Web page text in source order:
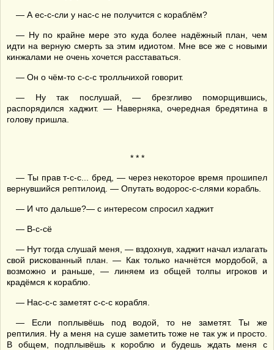
— А ес-с-сли у нас-с не получится с кораблём?
— Ну по крайне мере это куда более надёжный план, чем
идти на верную смерть за этим идиотом. Мне все же с новыми
кинжалами не очень хочется расставаться.
— Он о чём-то с-с-с тролльчихой говорит.
— Ну так послушай, — брезгливо поморщившись,
распорядился хаджит. — Наверняка, очередная бредятина в
голову пришла.
* * *
— Ты прав т-с-с... бред, — через некоторое время прошипел
вернувшийся рептилоид. — Опутать водорос-с-слями корабль.
— И что дальше?— с интересом спросил хаджит
— В-с-сё
— Нут тогда слушай меня, — вздохнув, хаджит начал излагать
свой рискованный план. — Как только начнётся мордобой, а
возможно и раньше, — линяем из общей толпы игроков и
крадёмся к кораблю.
— Нас-с-с заметят с-с-с корабля.
— Если поплывёшь под водой, то не заметят. Ты же
рептилия. Ну а меня на суше заметить тоже не так уж и просто.
В общем, подплывёшь к короблю и будешь ждать меня с